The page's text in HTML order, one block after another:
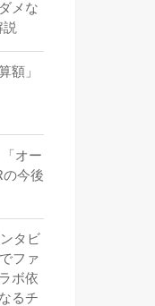
メな
額」
オー
の今後
タビ
ファ
ボ依
るチ